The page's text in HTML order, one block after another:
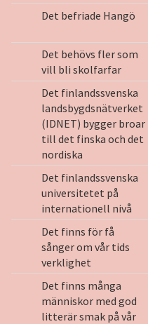
Det befriade Hangö
Det behövs fler som
vill bli skolfarfar
Det finlandssvenska
landsbygdsnätverket
(IDNET) bygger broar
till det finska och det
nordiska
Det finlandssvenska
universitetet på
internationell nivå
Det finns för få
sånger om vår tids
verklighet
Det finns många
människor med god
litterär smak på vår